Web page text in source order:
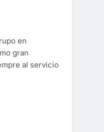
en
gran
al servicio